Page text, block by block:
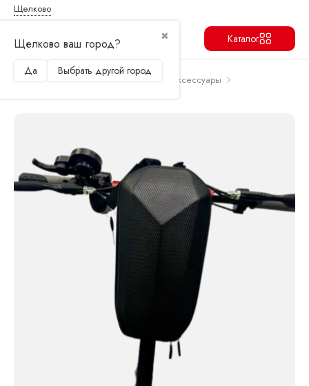
Щелково
✖
Щелково ваш город?
Да Выбрать другой город
Каталог
Главная Запчасти и аксессуары
Аксессуары
Продолжить Перейти в корзину